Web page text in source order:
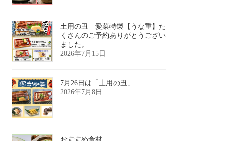
土用の丑 愛菜特製【うな重】た
くさんのご予約ありがとうござい
ました。
2026年7月15日
7月26日は「土用の丑」
2026年7月8日